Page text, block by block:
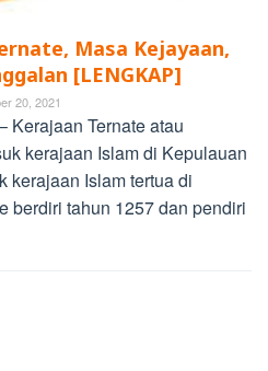
Masa Kejayaan,
[LENGKAP]
20, 2021
Kerajaan Ternate atau
kerajaan Islam di Kepulauan
kerajaan Islam tertua di
berdiri tahun 1257 dan pendiri